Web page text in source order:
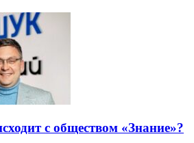
с обществом «Знание»?